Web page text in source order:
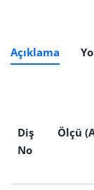
Açıklama
Diş
No
Ölçü